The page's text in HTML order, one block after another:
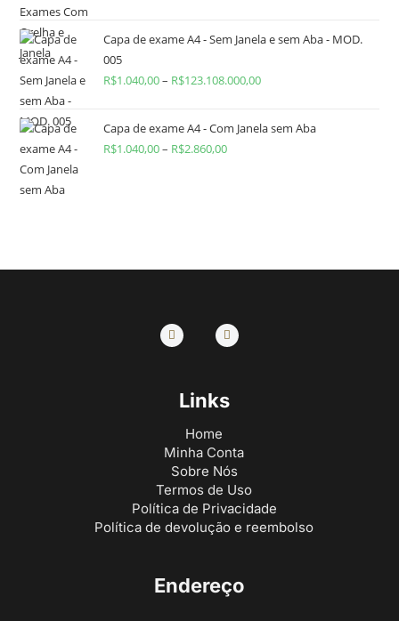
Capa de exame A4 - Sem Janela e sem Aba - MOD.
005
R$1.040,00– R$123.108.000,00
Capa de exame A4 - Com Janela sem Aba
R$1.040,00– R$2.860,00
Links
Home
Minha Conta
Sobre Nós
Termos de Uso
Política de Privacidade
Política de devolução e reembolso
Endereço